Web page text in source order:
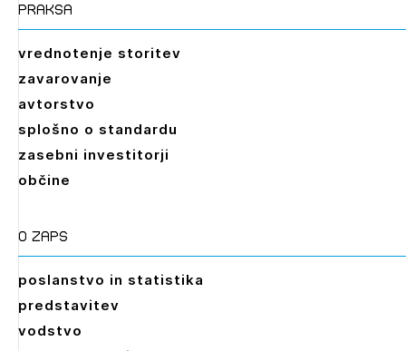
praksa
vrednotenje storitev
zavarovanje
avtorstvo
splošno o standardu
zasebni investitorji
občine
O zaps
poslanstvo in statistika
predstavitev
vodstvo